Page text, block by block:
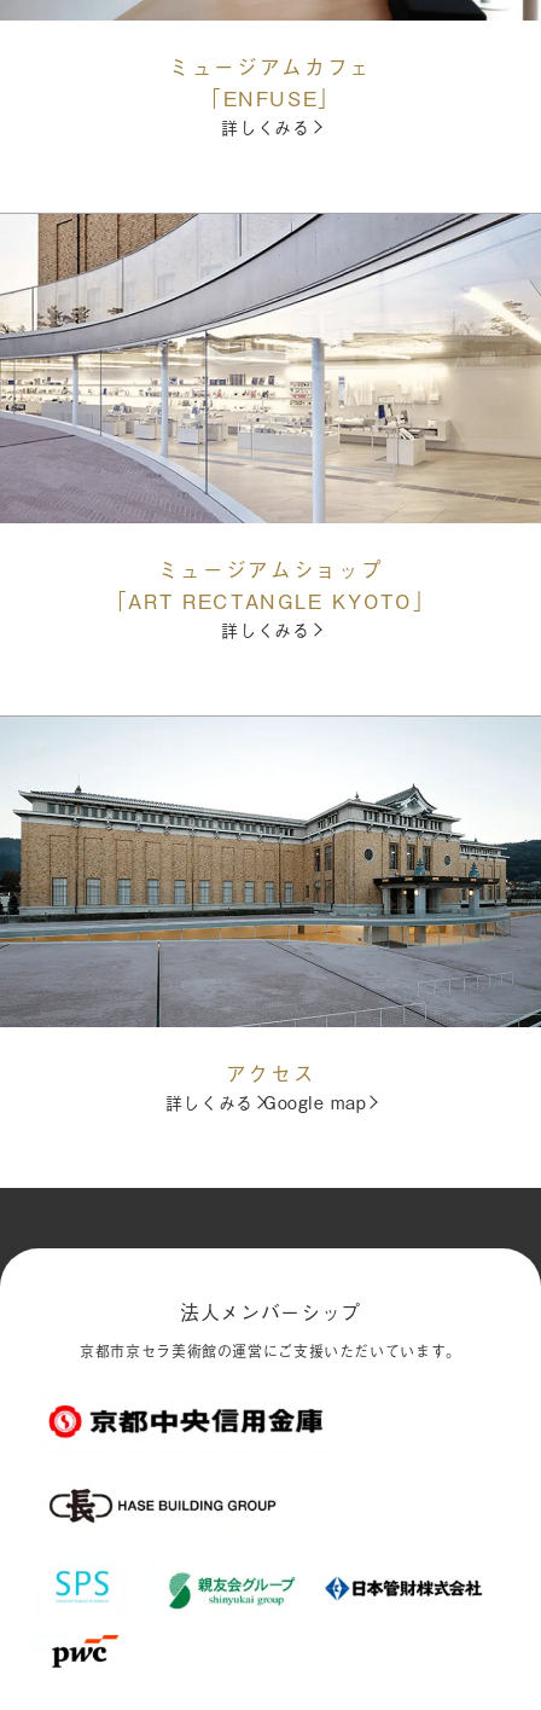
ミュージアムカフェ
「ENFUSE」
詳しくみる
ミュージアムショップ
「ART RECTANGLE KYOTO」
詳しくみる
アクセス
詳しくみる Google map
法人メンバーシップ
京都市京セラ美術館の運営にご支援いただいています。